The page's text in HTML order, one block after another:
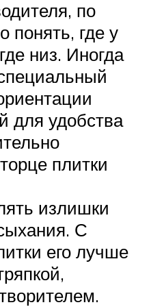
по
понять, где у
низ. Иногда
для удобства
плитки
излишки
С
его лучше